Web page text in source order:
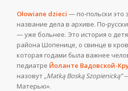
Ołowiane dzieci — по-польски это
название дела в архиве. По-
— уже больнее. Это история о
района Шопенице, о свинце в
которая годами была важнее
педиатре Йоланте Вадовской-
назовут „Matką Boską Szopienicką”—
Матерью».